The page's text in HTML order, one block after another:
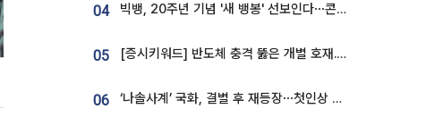
04 빅뱅, 20주년 기념 '새 뱅봉' 선보인다⋯콘서트 앞두고 팝업 개최
05 [증시키워드] 반도체 충격 뚫은 개별 호재...포스코퓨처엠·에코프로·한화솔루션 '눈길'
06 ‘나솔사계’ 국화, 결별 후 재등장⋯첫인상 투표 휩쓸고 ‘인기녀’ 등극